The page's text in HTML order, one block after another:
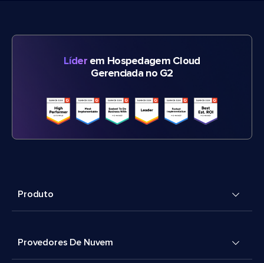
Líderem Hospedagem Cloud
Gerenciada no G2
Produto
Provedores De Nuvem